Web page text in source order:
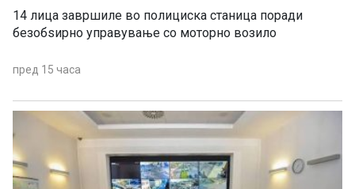
14 лица завршиле во полициска станица поради
безобѕирно управување со моторно возило
пред 15 часа